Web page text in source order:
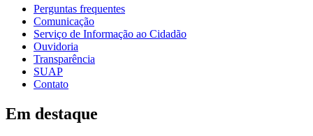
Perguntas frequentes
Comunicação
Serviço de Informação ao Cidadão
Ouvidoria
Transparência
SUAP
Contato
Em destaque